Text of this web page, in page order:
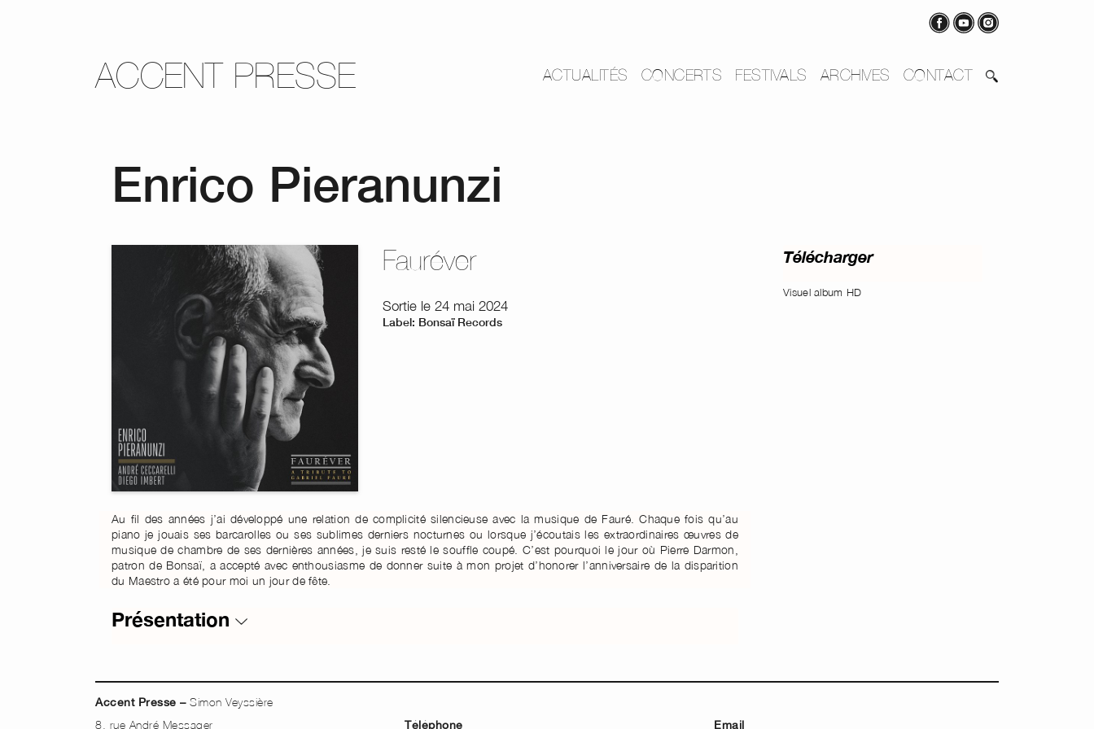
ACCENT PRESSE ACTUALITÉS CONCERTS FESTIVALS ARCHIVES CONTACT
Enrico Pieranunzi
Fauréver
Sortie le 24 mai 2024
Label: Bonsaï Records
Au fil des années j’ai développé une relation de complicité silencieuse avec la musique de Fauré. Chaque fois qu’au
piano je jouais ses barcarolles ou ses sublimes derniers nocturnes ou lorsque j’écoutais les extraordinaires œuvres de
musique de chambre de ses dernières années, je suis resté le souffle coupé. C’est pourquoi le jour où Pierre Darmon,
patron de Bonsaï, a accepté avec enthousiasme de donner suite à mon projet d’honorer l’anniversaire de la disparition
du Maestro a été pour moi un jour de fête.
Présentation
Télécharger
Visuel album HD
Accent Presse –Simon Veyssière
8, rue André Messager
Téléphone Email